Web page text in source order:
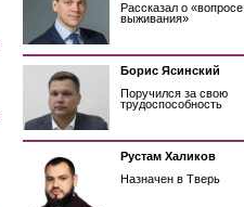
Рассказал о «вопросе
выживания»
Борис Ясинский
Поручился за свою
трудоспособность
Рустам Халиков
Назначен в Тверь